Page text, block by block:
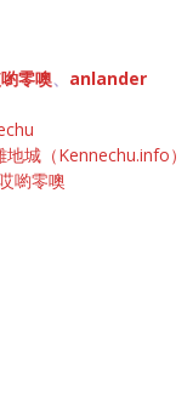
零噢、 anlander
地城（Kennechu.info）
喲零噢